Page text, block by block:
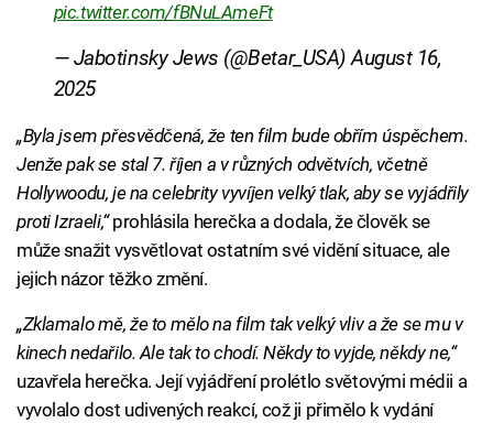
pic.twitter.com/fBNuLAmeFt
— Jabotinsky Jews (@Betar_USA)August 16,
2025
„Byla jsem přesvědčená, že ten film bude obřím úspěchem.
Jenže pak se stal 7. říjen a v různých odvětvích, včetně
Hollywoodu, je na celebrity vyvíjen velký tlak, aby se vyjádřily
proti Izraeli,“prohlásila herečka a dodala, že člověk se
může snažit vysvětlovat ostatním své vidění situace, ale
jejich názor těžko změní.
„Zklamalo mě, že to mělo na film tak velký vliv a že se mu v
kinech nedařilo. Ale tak to chodí. Někdy to vyjde, někdy ne,“
uzavřela herečka. Její vyjádření prolétlo světovými médii a
vyvolalo dost udivených reakcí, což ji přimělo k vydání